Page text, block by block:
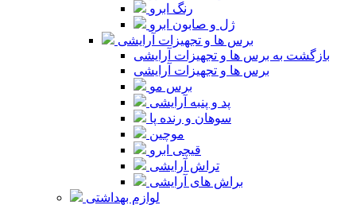
رنگ ابرو
ژل و صابون ابرو
برس ها و تجهیزات آرایشی
بازگشت به برس ها و تجهیزات آرایشی
برس ها و تجهیزات آرایشی
برس مو
پد و پنبه آرایشی
سوهان و رنده پا
موچین
قیچی ابرو
تراش آرایشی
براش های آرایشی
لوازم بهداشتی